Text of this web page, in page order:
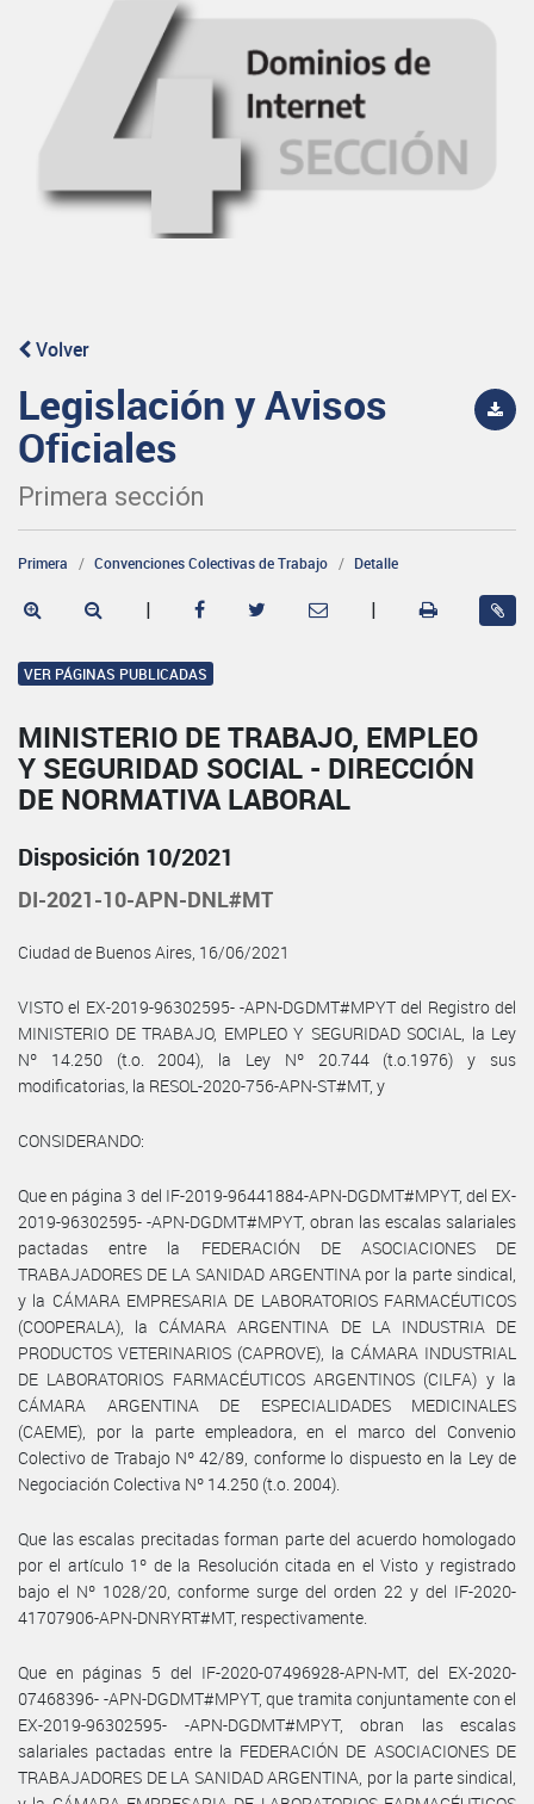
Volver
Legislación y Avisos
Oficiales
Primera sección
Primera Convenciones Colectivas de Trabajo Detalle
| |
VER PÁGINAS PUBLICADAS
MINISTERIO DE TRABAJO, EMPLEO
Y SEGURIDAD SOCIAL - DIRECCIÓN
DE NORMATIVA LABORAL
Disposición 10/2021
DI-2021-10-APN-DNL#MT
Ciudad de Buenos Aires, 16/06/2021
VISTO el EX-2019-96302595- -APN-DGDMT#MPYT del Registro del
MINISTERIO DE TRABAJO, EMPLEO Y SEGURIDAD SOCIAL, la Ley
Nº 14.250 (t.o. 2004), la Ley Nº 20.744 (t.o.1976) y sus
modificatorias, la RESOL-2020-756-APN-ST#MT, y
CONSIDERANDO:
Que en página 3 del IF-2019-96441884-APN-DGDMT#MPYT, del EX-
2019-96302595- -APN-DGDMT#MPYT, obran las escalas salariales
pactadas entre la FEDERACIÓN DE ASOCIACIONES DE
TRABAJADORES DE LA SANIDAD ARGENTINA por la parte sindical,
y la CÁMARA EMPRESARIA DE LABORATORIOS FARMACÉUTICOS
(COOPERALA), la CÁMARA ARGENTINA DE LA INDUSTRIA DE
PRODUCTOS VETERINARIOS (CAPROVE), la CÁMARA INDUSTRIAL
DE LABORATORIOS FARMACÉUTICOS ARGENTINOS (CILFA) y la
CÁMARA ARGENTINA DE ESPECIALIDADES MEDICINALES
(CAEME), por la parte empleadora, en el marco del Convenio
Colectivo de Trabajo Nº 42/89, conforme lo dispuesto en la Ley de
Negociación Colectiva Nº 14.250 (t.o. 2004).
Que las escalas precitadas forman parte del acuerdo homologado
por el artículo 1º de la Resolución citada en el Visto y registrado
bajo el Nº 1028/20, conforme surge del orden 22 y del IF-2020-
41707906-APN-DNRYRT#MT, respectivamente.
Que en páginas 5 del IF-2020-07496928-APN-MT, del EX-2020-
07468396- -APN-DGDMT#MPYT, que tramita conjuntamente con el
EX-2019-96302595- -APN-DGDMT#MPYT, obran las escalas
salariales pactadas entre la FEDERACIÓN DE ASOCIACIONES DE
TRABAJADORES DE LA SANIDAD ARGENTINA, por la parte sindical,